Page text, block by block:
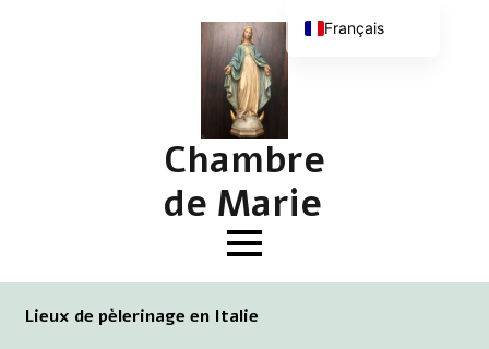
Chambre
de Marie
Lieux de pèlerinage en Italie
Français